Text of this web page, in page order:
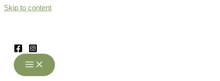
Skip to content